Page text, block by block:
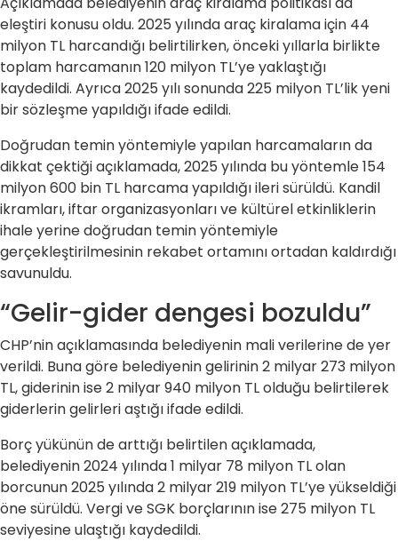
eleştiri konusu oldu. 2025 yılında araç kiralama için 44
milyon TL harcandığı belirtilirken, önceki yıllarla birlikte
toplam harcamanın 120 milyon TL’ye yaklaştığı
kaydedildi. Ayrıca 2025 yılı sonunda 225 milyon TL’lik yeni
bir sözleşme yapıldığı ifade edildi.
Doğrudan temin yöntemiyle yapılan harcamaların da
dikkat çektiği açıklamada, 2025 yılında bu yöntemle 154
milyon 600 bin TL harcama yapıldığı ileri sürüldü. Kandil
ikramları, iftar organizasyonları ve kültürel etkinliklerin
ihale yerine doğrudan temin yöntemiyle
gerçekleştirilmesinin rekabet ortamını ortadan kaldırdığı
savunuldu.
“Gelir-gider dengesi bozuldu”
CHP’nin açıklamasında belediyenin mali verilerine de yer
verildi. Buna göre belediyenin gelirinin 2 milyar 273 milyon
TL, giderinin ise 2 milyar 940 milyon TL olduğu belirtilerek
giderlerin gelirleri aştığı ifade edildi.
Borç yükünün de arttığı belirtilen açıklamada,
belediyenin 2024 yılında 1 milyar 78 milyon TL olan
borcunun 2025 yılında 2 milyar 219 milyon TL’ye yükseldiği
öne sürüldü. Vergi ve SGK borçlarının ise 275 milyon TL
seviyesine ulaştığı kaydedildi.